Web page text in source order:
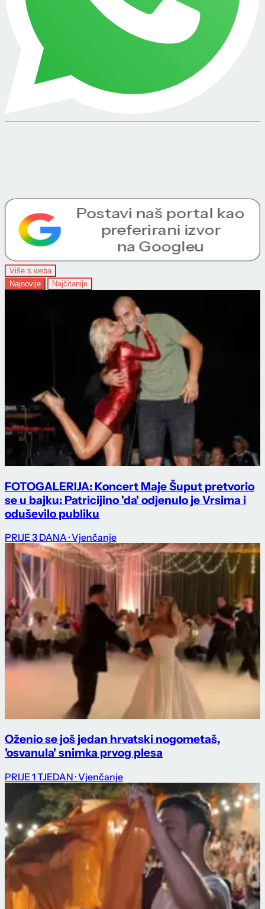
Više s weba
Najnovije
Najčitanije
FOTOGALERIJA: Koncert Maje Šuput pretvorio
se u bajku: Patricijino 'da' odjenulo je Vrsima i
oduševilo publiku
PRIJE 3 DANA · Vjenčanje
Oženio se još jedan hrvatski nogometaš,
'osvanula' snimka prvog plesa
PRIJE 1 TJEDAN · Vjenčanje